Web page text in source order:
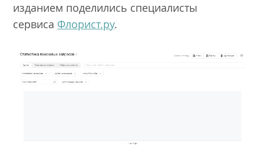
изданием поделились специалисты
сервиса Флорист.ру.